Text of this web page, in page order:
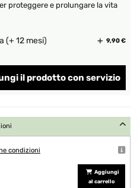
proteggere e prolungare la vita
(+ 12 mesi) 9,90 €
il prodotto con servizio
condizioni
Aggiungi
al carrello